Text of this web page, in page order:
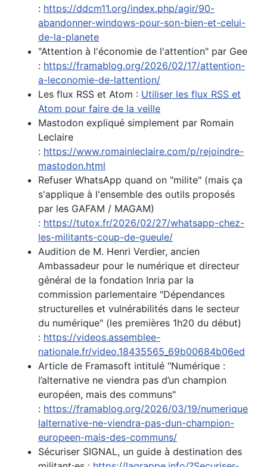
: https://ddcm11.org/index.php/agir/90-
abandonner-windows-pour-son-bien-et-celui-
de-la-planete
"Attention à l'économie de l'attention" par Gee
: https://framablog.org/2026/02/17/attention-
a-leconomie-de-lattention/
Les flux RSS et Atom : Utiliser les flux RSS et
Atom pour faire de la veille
Mastodon expliqué simplement par Romain
Leclaire
: https://www.romainleclaire.com/p/rejoindre-
mastodon.html
Refuser WhatsApp quand on "milite" (mais ça
s'applique à l'ensemble des outils proposés
par les GAFAM / MAGAM)
: https://tutox.fr/2026/02/27/whatsapp-chez-
les-militants-coup-de-gueule/
Audition de M. Henri Verdier, ancien
Ambassadeur pour le numérique et directeur
général de la fondation Inria par la
commission parlementaire "Dépendances
structurelles et vulnérabilités dans le secteur
du numérique" (les premières 1h20 du début)
: https://videos.assemblee-
nationale.fr/video.18435565_69b00684b06ed
Article de Framasoft intitulé "Numérique :
l’alternative ne viendra pas d’un champion
européen, mais des communs"
: https://framablog.org/2026/03/19/numerique-
lalternative-ne-viendra-pas-dun-champion-
europeen-mais-des-communs/
Sécuriser SIGNAL, un guide à destination des